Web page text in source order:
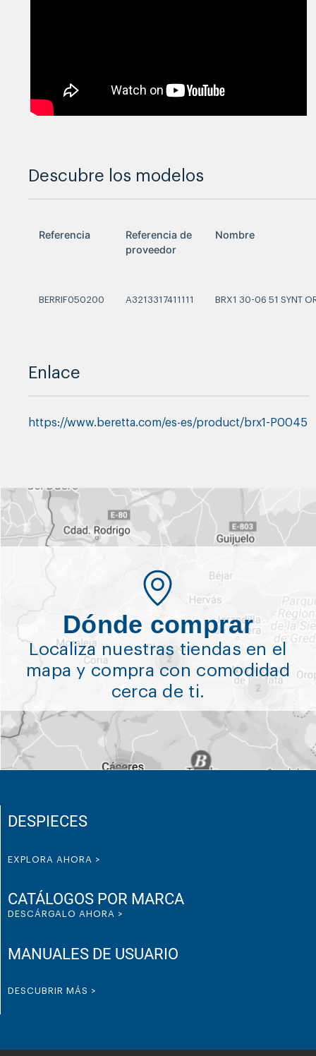
Descubre los modelos
Referencia
Referencia de
proveedor
Nombre
BERRIF050200 A3213317411111 BRX1 30-06 51 SYNT
Enlace
https://www.beretta.com/es-es/product/brx1-P0045
Dónde comprar
Localiza nuestras tiendas en el
mapa y compra con comodidad
cerca de ti.
DESPIECES
EXPLORA AHORA >
CATÁLOGOS POR MARCA
DESCÁRGALO AHORA >
MANUALES DE USUARIO
DESCUBRIR MÁS >